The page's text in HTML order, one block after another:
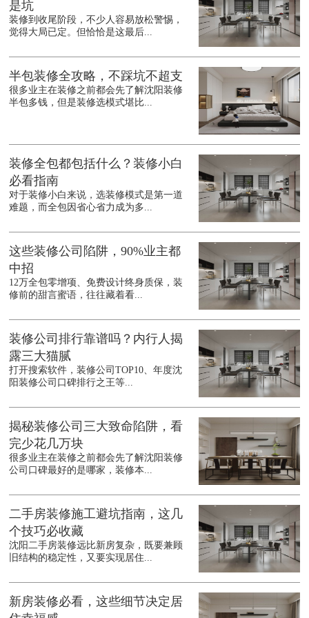
是坑
装修到收尾阶段，不少人容易放松警惕，
觉得大局已定。但恰恰是这最后...
半包装修全攻略，不踩坑不超支
很多业主在装修之前都会先了解沈阳装修
半包多钱，但是装修选模式堪比...
装修全包都包括什么？装修小白
必看指南
对于装修小白来说，选装修模式是第一道
难题，而全包因省心省力成为多...
这些装修公司陷阱，90%业主都
中招
12万全包零增项、免费设计终身质保，装
修前的甜言蜜语，往往藏着看...
装修公司排行靠谱吗？内行人揭
露三大猫腻
打开搜索软件，装修公司TOP10、年度沈
阳装修公司口碑排行之王等...
揭秘装修公司三大致命陷阱，看
完少花几万块
很多业主在装修之前都会先了解沈阳装修
公司口碑最好的是哪家，装修本...
二手房装修施工避坑指南，这几
个技巧必收藏
沈阳二手房装修远比新房复杂，既要兼顾
旧结构的稳定性，又要实现居住...
新房装修必看，这些细节决定居